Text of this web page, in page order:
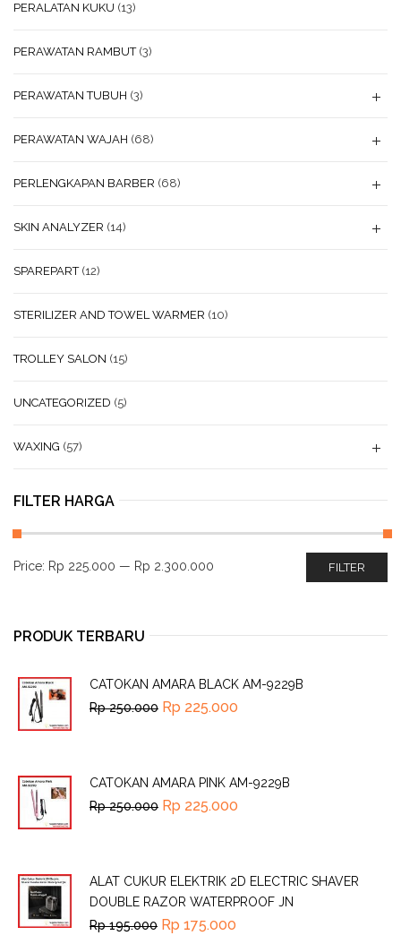
PERALATAN KUKU (13)
PERAWATAN RAMBUT (3)
PERAWATAN TUBUH (3)
PERAWATAN WAJAH (68)
PERLENGKAPAN BARBER (68)
SKIN ANALYZER (14)
SPAREPART (12)
STERILIZER AND TOWEL WARMER (10)
TROLLEY SALON (15)
UNCATEGORIZED (5)
WAXING (57)
FILTER HARGA
FILTER
Price: Rp 225.000 — Rp 2.300.000
PRODUK TERBARU
CATOKAN AMARA BLACK AM-9229B
Rp250.000 Rp 225.000
CATOKAN AMARA PINK AM-9229B
Rp250.000 Rp 225.000
ALAT CUKUR ELEKTRIK 2D ELECTRIC SHAVER
DOUBLE RAZOR WATERPROOF JN
Rp195.000 Rp 175.000